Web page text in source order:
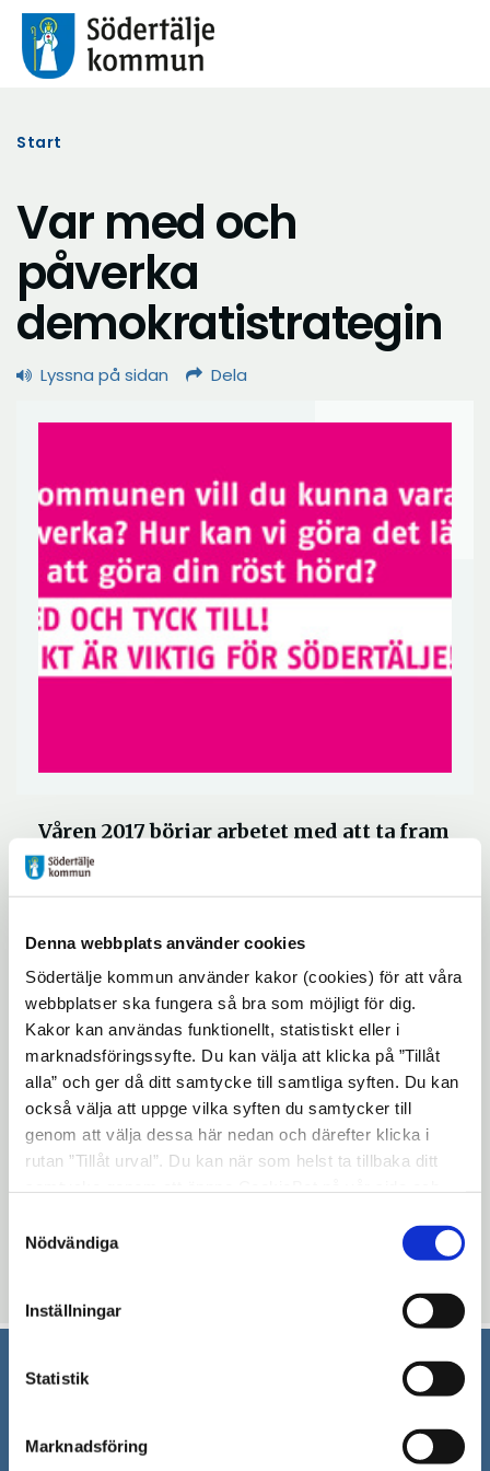
Denna webbplats använder cookies
Södertälje kommun använder kakor (cookies) för att våra
webbplatser ska fungera så bra som möjligt för dig.
Kakor kan användas funktionellt, statistiskt eller i
marknadsföringssyfte. Du kan välja att klicka på ”Tillåt
alla” och ger då ditt samtycke till samtliga syften. Du kan
också välja att uppge vilka syften du samtycker till
genom att välja dessa här nedan och därefter klicka i
rutan ”Tillåt urval”. Du kan när som helst ta tillbaka ditt
"Visa detaljer" kan du läsa om hur kakorna används och
hur vi och våra leverantörer inhämtar och behandlar
Nödvändiga
Inställningar
Statistik
Marknadsföring
Start
Var med och
påverka
demokratistrategin
Lyssna på sidan Dela
Våren 2017 börjar arbetet med att ta fram
en strategi för Södertälje kommuns
demokratiarbete. Var med och påverka
Dina synpunkter är viktiga för oss. Vi
hoppas att du vill bidra till strategins
innehåll. Du kan mejla in dina synpunkter
till:demokrati@sodertalje.se
Under våren kommer det att ordnas
medborgardialoger. Datum för
Demokratiberedningen
151 89 Södertälje